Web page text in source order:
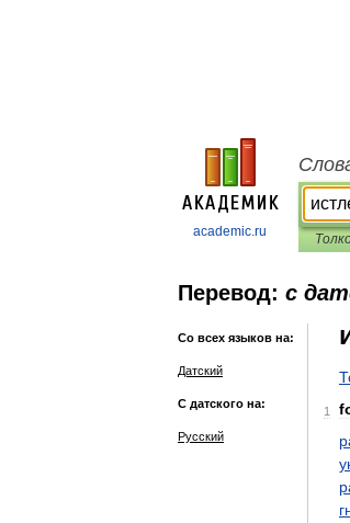
academic.ru
Перевод: с
Со всех языков на:
Датский
С датского на:
Русский
1